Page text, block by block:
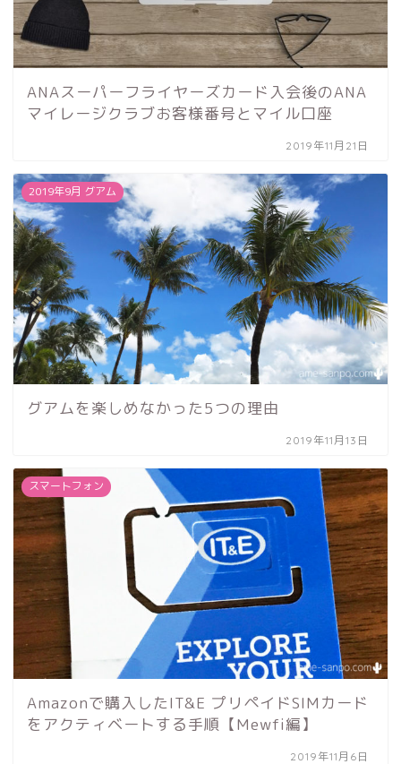
ANAスーパーフライヤーズカード入会後のANA
マイレージクラブお客様番号とマイル口座
2019年11月21日
2019年9月 グアム
グアムを楽しめなかった5つの理由
2019年11月13日
スマートフォン
Amazonで購入したIT&E プリペイドSIMカード
をアクティベートする手順【Mewfi編】
2019年11月6日